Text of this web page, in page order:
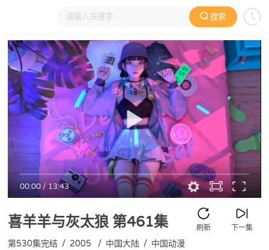
搜索
大家在看 日本动漫 国产动漫 欧美动漫 动漫电影
00:00/13:43
喜羊羊与灰太狼第461集 下一集
刷新
第530集完结 / 2005 / 中国大陆 / 中国动漫